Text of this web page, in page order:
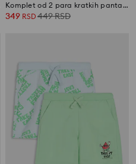
Komplet od 2 para kratkih pantalona
349 RSD 449RSD